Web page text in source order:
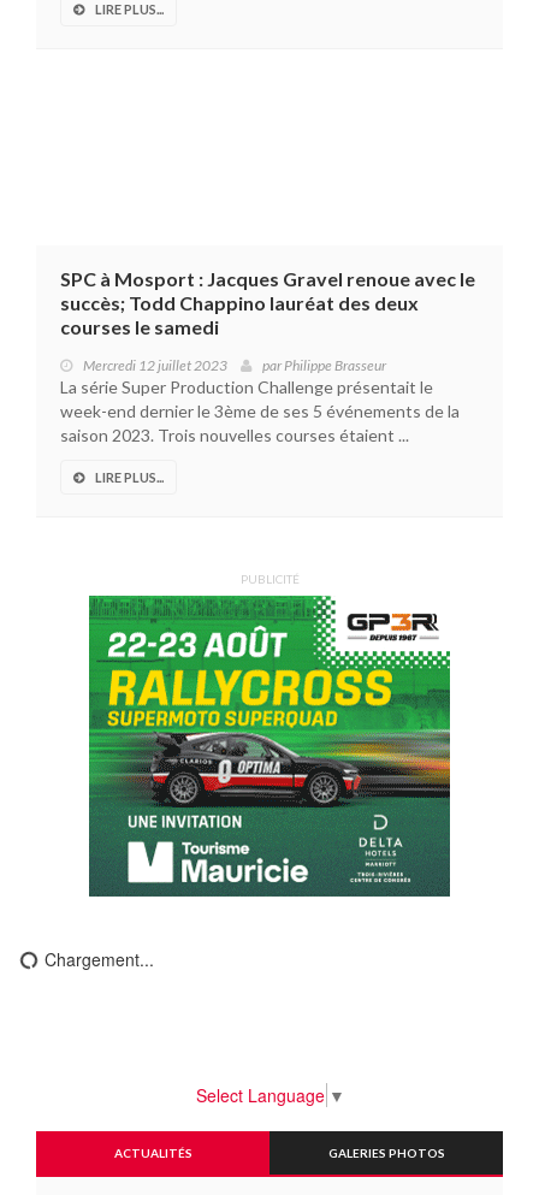
LIRE PLUS...
SPC à Mosport : Jacques Gravel renoue avec le
succès; Todd Chappino lauréat des deux
courses le samedi
Mercredi 12 juillet 2023 parPhilippe Brasseur
La série Super Production Challenge présentait le
week-end dernier le 3ème de ses 5 événements de la
saison 2023. Trois nouvelles courses étaient ...
LIRE PLUS...
PUBLICITÉ
Chargement...
Select Language ▼
ACTUALITÉS GALERIES PHOTOS